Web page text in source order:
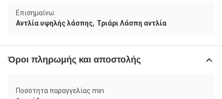
Επισημαίνω:
Αντλία υψηλής λάσπης, Τριάρι Λάσπη αντλία
Όροι πληρωμής και αποστολής
Ποσότητα παραγγελίας min